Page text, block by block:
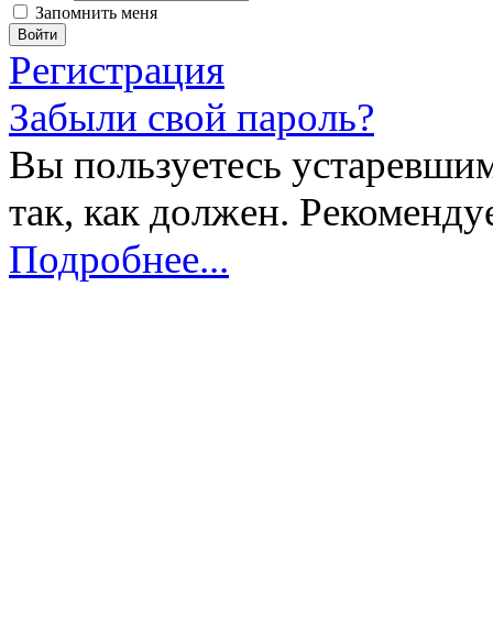
Запомнить меня
Регистрация
Забыли свой пароль?
Вы пользуетесь
так, как должен.
Подробнее...